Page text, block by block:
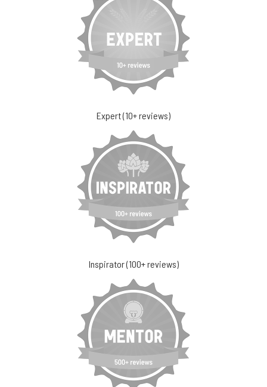
Expert (10+ reviews)
Inspirator (100+ reviews)